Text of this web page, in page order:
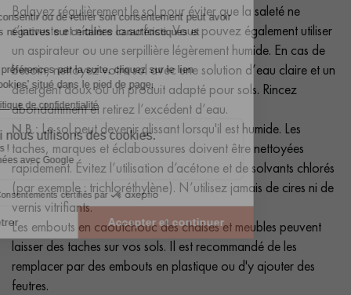
Balayez régulièrement le sol pour éviter que la saleté ne
s’incruste et n’altère la surface. Vous pouvez également utiliser
un aspirateur ou une serpillière légèrement humide. En cas de
besoin, nettoyez votre sol avec une solution d’eau claire et un
détergent doux ou un produit adapté pour sols. Rincez
abondamment et retirez l’excédent d’eau.
N.B.:Le sol peut devenir glissant lorsqu'il est humide. Les
taches, marques et éclaboussures doivent être nettoyées
rapidement. Évitez l’utilisation d’acétone et de solvants chlorés
(par exemple : trichloréthylène). N’utilisez jamais de cires ni de
vernis vitrifiants.
Les embouts en caoutchouc des chaises et meubles peuvent
laisser des taches sur vos sols. Il est recommandé de les
remplacer par des embouts en plastique ou d'y ajouter des
feutres.